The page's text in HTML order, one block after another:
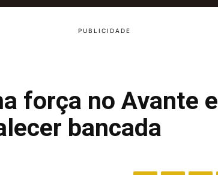
força no Avante e
bancada